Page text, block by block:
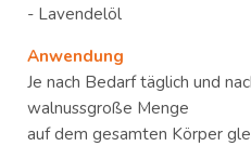
- Lavendelöl
Anwendung
Je nach Bedarf täglich und
walnussgroße Menge
auf dem gesamten Körper